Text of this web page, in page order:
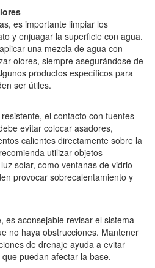
es importante limpiar los
y enjuagar la superficie con agua.
una mezcla de agua con
olores, siempre asegurándose de
productos específicos para
ser útiles.
el contacto con fuentes
evitar colocar asadores,
calientes directamente sobre la
utilizar objetos
solar, como ventanas de vidrio
provocar sobrecalentamiento y
es aconsejable revisar el sistema
no haya obstrucciones. Mantener
de drenaje ayuda a evitar
puedan afectar la base.